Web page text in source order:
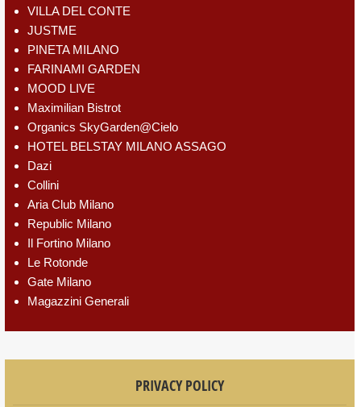
VILLA DEL CONTE
JUSTME
PINETA MILANO
FARINAMI GARDEN
MOOD LIVE
Maximilian Bistrot
Organics SkyGarden@Cielo
HOTEL BELSTAY MILANO ASSAGO
Dazi
Collini
Aria Club Milano
Republic Milano
Il Fortino Milano
Le Rotonde
Gate Milano
Magazzini Generali
PRIVACY POLICY